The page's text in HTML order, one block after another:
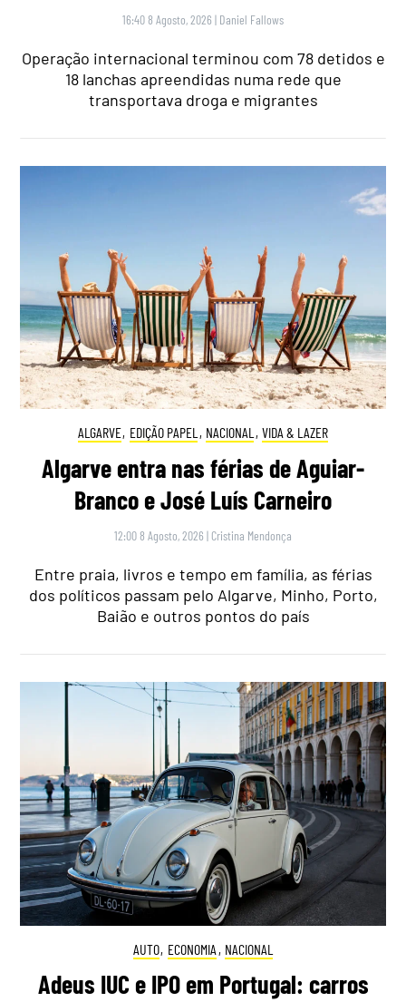
16:40 8 Agosto, 2026 | Daniel Fallows
Operação internacional terminou com 78 detidos e
18 lanchas apreendidas numa rede que
transportava droga e migrantes
ALGARVE, EDIÇÃO PAPEL , NACIONAL , VIDA & LAZER
Algarve entra nas férias de Aguiar-
Branco e José Luís Carneiro
12:00 8 Agosto, 2026 | Cristina Mendonça
Entre praia, livros e tempo em família, as férias
dos políticos passam pelo Algarve, Minho, Porto,
Baião e outros pontos do país
AUTO, ECONOMIA , NACIONAL
Adeus IUC e IPO em Portugal: carros